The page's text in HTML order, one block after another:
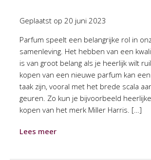
Geplaatst op 20 juni 2023
Parfum speelt een belangrijke rol in
samenleving. Het hebben van een
is van groot belang als je heerlijk wilt
kopen van een nieuwe parfum kan
taak zijn, vooral met het brede scala
geuren. Zo kun je bijvoorbeeld
kopen van het merk Miller Harris. […]
Lees meer